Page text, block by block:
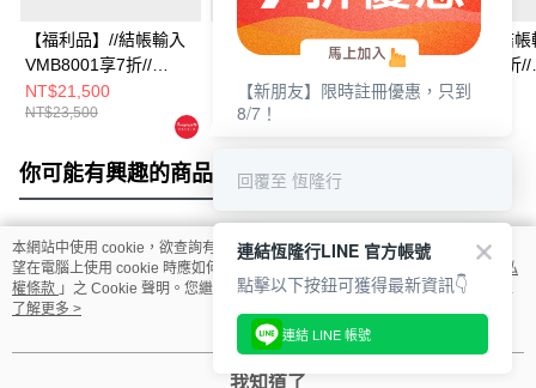
【福利品】//結帳輸入
VMB8001享7折//
Vermicular MINI IH 琺
瑯電子鑄鐵鍋 (飛魚銀)
NT$21,500
NT$23,500
【福利品】//結帳輸入
折//Vermicular IH琺瑯
電子鑄鐵鍋 (飛魚銀)
NT$29,500
NT$31,500
【福利品】//結帳
VMB8001享7折//
Vermicular MINI
NT$21,500
你可能有興趣的商品 全站排行
熱門標籤
本網站中使用 cookie，欲查詢有關本網站使用 cookie 方式之詳情，及若您不希
望在電腦上使用 cookie 時應如何變更電腦的 cookie 設定，請參閱本網站「
隱私
權條款 」之 Cookie 聲明。您繼續使用本網站即表示您同意本公司得按本網站使
用條款之 Cookie 聲明使用 cookie。
了解更多 >
我知道了
【新朋友】限時註冊優惠，只到
8/7！
回覆至 恆隆行
連結恆隆行LINE 官方帳號
點擊以下按鈕可獲得最新資訊👇
連結 LINE 帳號